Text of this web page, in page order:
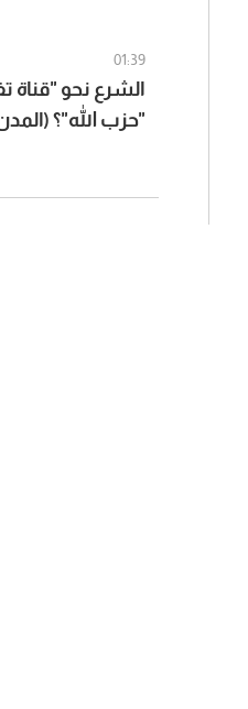
01:39
الشرع نحو
"حزب الله"؟